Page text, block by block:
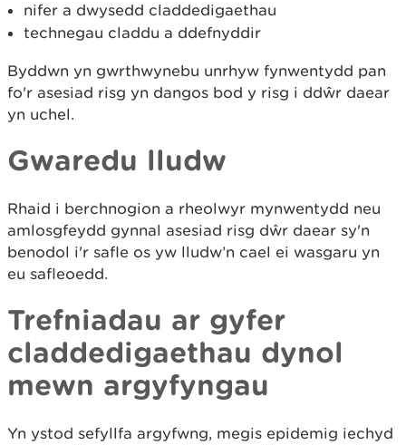
nifer a dwysedd claddedigaethau
technegau claddu a ddefnyddir
Byddwn yn gwrthwynebu unrhyw fynwentydd pan
fo'r asesiad risg yn dangos bod y risg i ddŵr daear
yn uchel.
Gwaredu lludw
Rhaid i berchnogion a rheolwyr mynwentydd neu
amlosgfeydd gynnal asesiad risg dŵr daear sy'n
benodol i'r safle os yw lludw’n cael ei wasgaru yn
eu safleoedd.
Trefniadau ar gyfer
claddedigaethau dynol
mewn argyfyngau
Yn ystod sefyllfa argyfwng, megis epidemig iechyd